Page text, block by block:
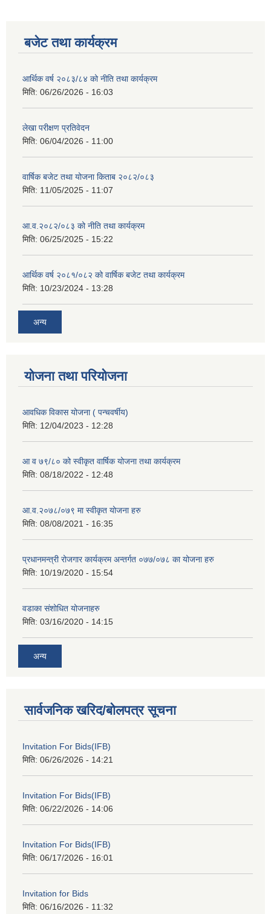
बजेट तथा कार्यक्रम
आर्थिक वर्ष २०८३/८४ को नीति तथा कार्यक्रम
मिति: 06/26/2026 - 16:03
लेखा परीक्षण प्रतिवेदन
मिति: 06/04/2026 - 11:00
वार्षिक बजेट तथा योजना किताब २०८२/०८३
मिति: 11/05/2025 - 11:07
आ.व.२०८२/०८३ को नीति तथा कार्यक्रम
मिति: 06/25/2025 - 15:22
आर्थिक वर्ष २०८१/०८२ को वार्षिक बजेट तथा कार्यक्रम
मिति: 10/23/2024 - 13:28
अन्य
योजना तथा परियोजना
आवधिक विकास योजना ( पन्चवर्षीय)
मिति: 12/04/2023 - 12:28
आ व ७९/८० को स्वीकृत वार्षिक योजना तथा कार्यक्रम
मिति: 08/18/2022 - 12:48
आ.व.२०७८/०७९ मा स्वीकृत योजना हरु
मिति: 08/08/2021 - 16:35
प्रधानमन्त्री रोजगार कार्यक्रम अन्तर्गत ०७७/०७८ का योजना हरु
मिति: 10/19/2020 - 15:54
वडाका संशोधित योजनाहरु
मिति: 03/16/2020 - 14:15
अन्य
सार्वजनिक खरिद/बोलपत्र सूचना
Invitation For Bids(IFB)
मिति: 06/26/2026 - 14:21
Invitation For Bids(IFB)
मिति: 06/22/2026 - 14:06
Invitation For Bids(IFB)
मिति: 06/17/2026 - 16:01
Invitation for Bids
मिति: 06/16/2026 - 11:32